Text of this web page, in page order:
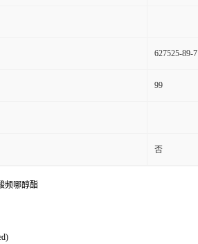
627525-89-7
99
否
频哪醇酯